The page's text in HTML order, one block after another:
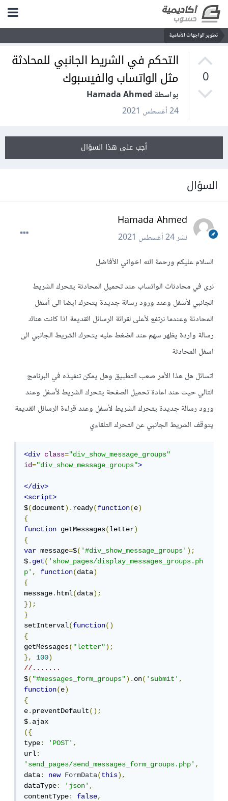
تطوير الواجهات الأمامية
0
التحكم في الشريط الجانبي للمحادثة
مثل الواتساب والفيسبوك
بواسطة Hamada Ahmed
24 أغسطس 2021
أجب على هذا السؤال
السؤال
Hamada Ahmed
نشر24 أغسطس 2021
السلام عليكم ورحمة الله اخواني الأفاضل
نرى في محادثات الواتساب عند تحميل المحادثة يتحرك الشريط
الجانبي لأسفل وعند ورود رسالة جديدة يتحرك ايضا الى أسفل
المحادثة وعندما نرتفع لأعلى لقرائة الرسائل القديمة اذا كانت هناك
رسالة واردة يظهر سهم عند الضغط عليه يتحرك الشريط الجانبي الى
اسفل المحادثة
اتسائل هل هذا الأمر صعب التطبيق وهل يمكن تنفيذه في البرنامج
التالي حيث عند اعادة تحميل الصفحة يتحرك الشريط لأسفل وعند
ورود رسالة جديدة يتحرك الشريط لأسفل وعند قراءة الرسائل القديمة
يتوقف الشريط الجانبي عن التحرك التلقاءي
<div class="div_show_message_groups"
id="div_show_message_groups">
</div>
<script>
$(document).ready(function(e)
{
function getMessages(letter)
{
var message=$('#div_show_message_groups');
$.get('show_pages/display_messages_groups.ph
p', function(data)
{
message.html(data);
});
}
setInterval(function()
{
getMessages("letter");
},
100)
//.......
$("#messages_form_groups").on('submit',
function(e)
{
e.preventDefault();
$.
({
type: 'POST',
url:
'send_pages/send_messages_form_groups.php',
data: new FormData(this),
dataType: 'json',
contentType: false,